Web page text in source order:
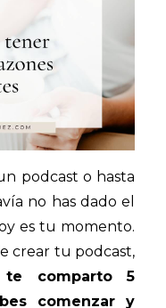
podcast o hasta
no has dado el
es tu momento.
crear tu podcast,
te comparto 5
comenzar y